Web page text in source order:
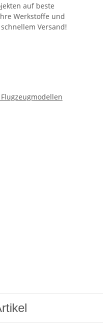
auf beste
Werkstoffe und
Versand!